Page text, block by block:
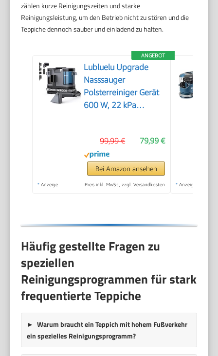
zählen kurze Reinigungszeiten und starke
Reinigungsleistung, um den Betrieb nicht zu stören und die
Teppiche dennoch sauber und einladend zu halten.
ANGEBOT
Lubluelu Upgrade
Nasssauger
Polsterreiniger Gerät
600 W, 22 kPa
79,99 €
99,99 €
Bei Amazon ansehen
* Anzeige Preis inkl. MwSt., zzgl. Versandkosten * Anzeige
Häufig gestellte Fragen zu
speziellen
Reinigungsprogrammen für stark
frequentierte Teppiche
Warum braucht ein Teppich mit hohem Fußverkehr
ein spezielles Reinigungsprogramm?